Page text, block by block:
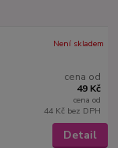
cena od
49 Kč
cena od
44 Kč bez DPH
Není skladem
Detail